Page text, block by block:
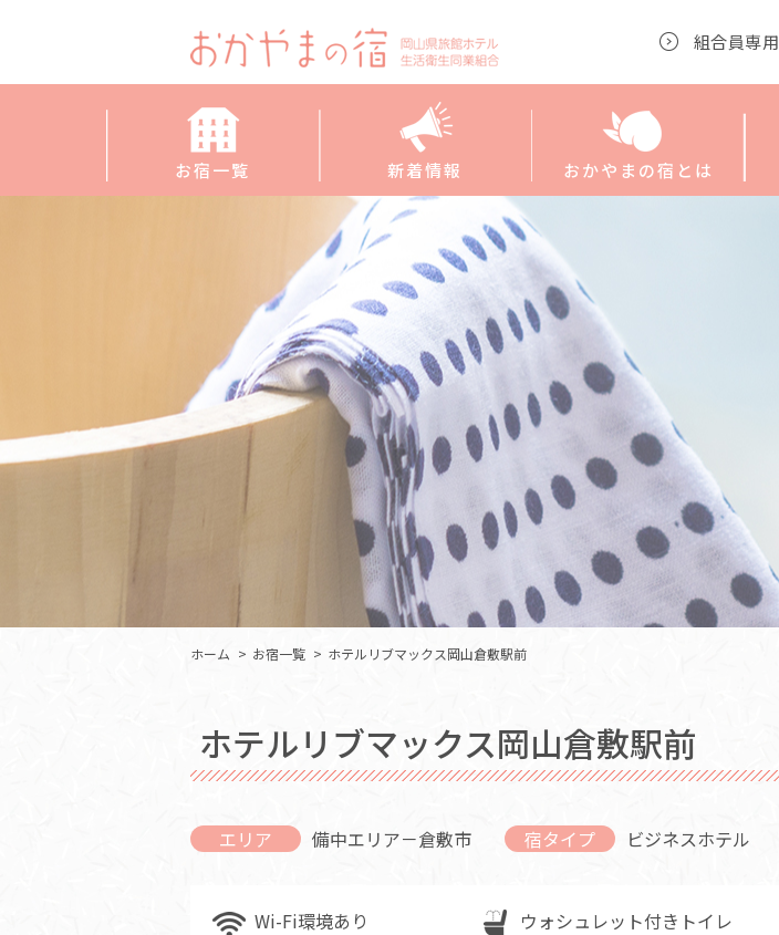
組合員専用
お宿一覧 新着情報 おかやまの宿とは
ホーム お宿一覧 ホテルリブマックス岡山倉敷駅前
ホテルリブマックス岡山倉敷駅前
エリア 備中エリア－倉敷市 宿タイプ ビジネスホテル
Wi-Fi環境あり ウォシュレット付きトイレ